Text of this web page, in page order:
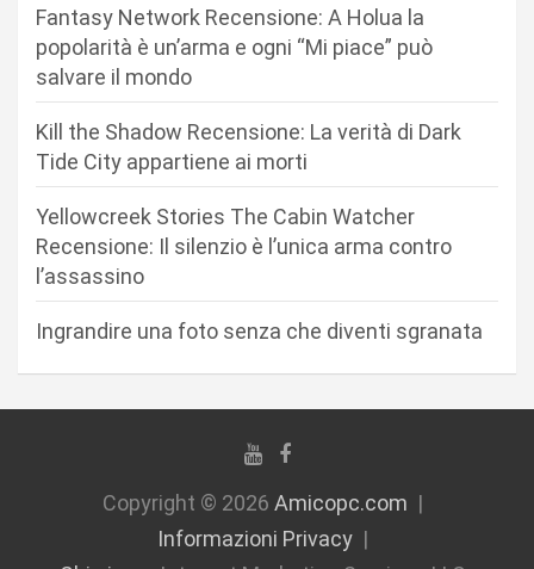
Fantasy Network Recensione: A Holua la
popolarità è un’arma e ogni “Mi piace” può
salvare il mondo
Kill the Shadow Recensione: La verità di Dark
Tide City appartiene ai morti
Yellowcreek Stories The Cabin Watcher
Recensione: Il silenzio è l’unica arma contro
l’assassino
Ingrandire una foto senza che diventi sgranata
Copyright © 2026 Amicopc.com
Informazioni Privacy